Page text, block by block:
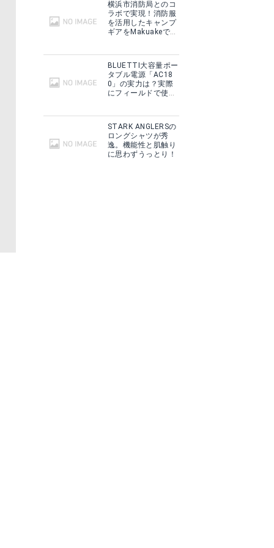
横浜市消防局とのコ
ラボで実現！消防服
を活用したキャンプ
ギアをMakuakeで予
BLUETTI大容量ポー
タブル電源「AC18
0」の実力は？実際
にフィールドで使用
STARK ANGLERSの
ロングシャツが秀
逸。機能性と肌触り
に思わずうっとり！